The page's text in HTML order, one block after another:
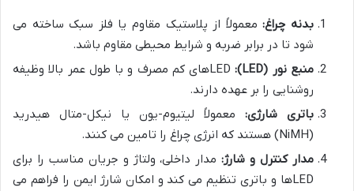
بدنه چراغ:معمولاً از پلاستیک مقاوم یا فلز سبک ساخته می
شود تا در برابر ضربه و شرایط محیطی مقاوم باشد.
منبع نور (LED):
LEDهای کم مصرف و با طول عمر بالا وظیفه
روشنایی را بر عهده دارند.
باتری شارژی: معمولاً لیتیوم-یون یا نیکل-متال هیدرید
(NiMH) هستند که انرژی چراغ را تامین می کنند.
مدار کنترل و شارژ:مدار داخلی، ولتاژ و جریان مناسب را برای
LEDها و باتری تنظیم می کند و امکان شارژ ایمن را فراهم می